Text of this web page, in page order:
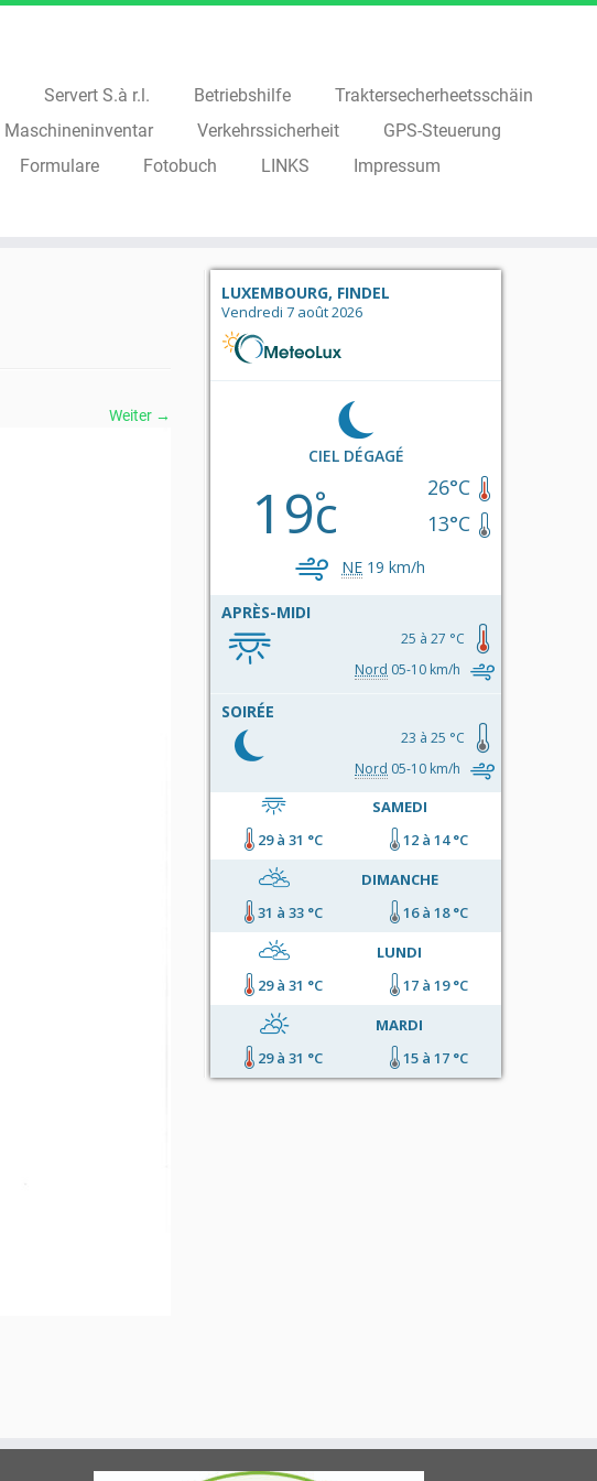
Servert S.à r.l. Betriebshilfe
Traktersecherheetsschäin
Maschineninventar Verkehrssicherheit
GPS-Steuerung
Formulare Fotobuch LINKS
Impressum
Weiter →
LUXEMBOURG, FINDEL
Vendredi 7 août 2026
CIEL DÉGAGÉ
26°C
13°C
19c
NE 19 km/h
APRÈS-MIDI
25 à 27 °C
Nord 05-10 km/h
SOIRÉE
23 à 25 °C
Nord 05-10 km/h
SAMEDI
29 à 31 °C
12 à 14 °C
DIMANCHE
31 à 33 °C
16 à 18 °C
LUNDI
29 à 31 °C
17 à 19 °C
MARDI
29 à 31 °C
15 à 17 °C